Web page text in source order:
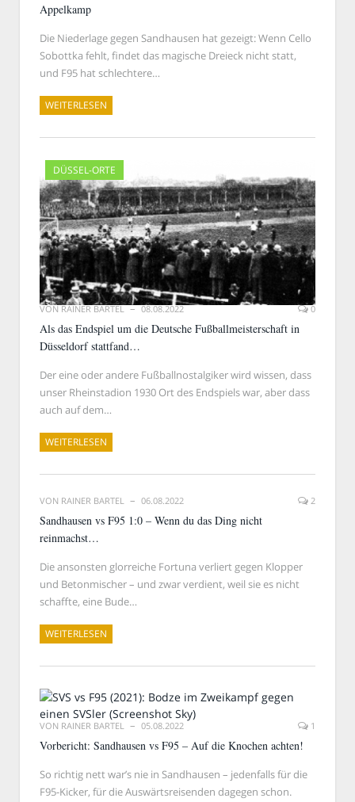
Appelkamp
Die Niederlage gegen Sandhausen hat gezeigt: Wenn Cello
Sobottka fehlt, findet das magische Dreieck nicht statt,
und F95 hat schlechtere…
WEITERLESEN
DÜSSEL-ORTE
VONRAINER BARTEL 08.08.2022 0
Als das Endspiel um die Deutsche Fußballmeisterschaft in
Düsseldorf stattfand…
Der eine oder andere Fußballnostalgiker wird wissen, dass
unser Rheinstadion 1930 Ort des Endspiels war, aber dass
auch auf dem…
WEITERLESEN
VON RAINER BARTEL 06.08.2022 2
Sandhausen vs F95 1:0 – Wenn du das Ding nicht
reinmachst…
Die ansonsten glorreiche Fortuna verliert gegen Klopper
und Betonmischer – und zwar verdient, weil sie es nicht
schaffte, eine Bude…
WEITERLESEN
VON RAINER BARTEL 05.08.2022 1
Vorbericht: Sandhausen vs F95 – Auf die Knochen achten!
So richtig nett war’s nie in Sandhausen – jedenfalls für die
F95-Kicker, für die Auswärtsreisenden dagegen schon.